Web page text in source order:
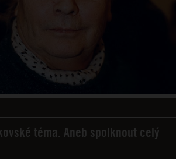
téma. Aneb spolknout celý